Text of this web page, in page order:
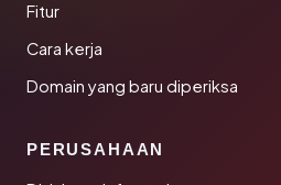
Fitur
Cara kerja
Domain yang baru diperiksa
PERUSAHAAN